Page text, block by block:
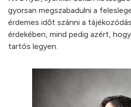
gyorsan megszabadulni a
érdemes időt szánni a
érdekében, mind pedig azért,
tartós legyen.